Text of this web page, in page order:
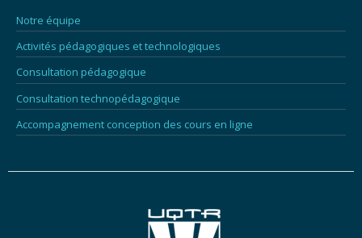
Notre équipe
Activités pédagogiques et technologiques
Consultation pédagogique
Consultation technopédagogique
Accompagnement conception des cours en ligne